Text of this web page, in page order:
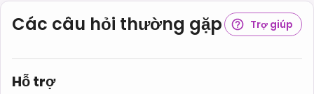
Các câu hỏi thường gặp Trợ giúp
Hỗ trợ